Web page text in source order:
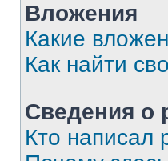
Вложения
Какие
Как найти
Сведения о
Кто написал